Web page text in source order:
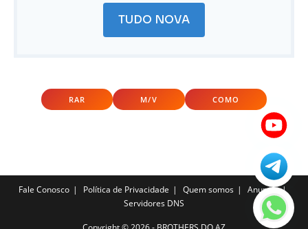
TUDO NOVA
RAR M/V COMO
Fale Conosco Política de Privacidade Quem somos
Anuncie
Servidores DNS